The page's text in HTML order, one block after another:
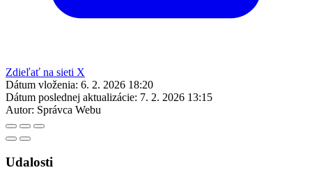
Zdieľať na sieti X
Dátum vloženia: 6. 2. 2026 18:20
Dátum poslednej aktualizácie: 7. 2. 2026 13:15
Autor: Správca Webu
Udalosti